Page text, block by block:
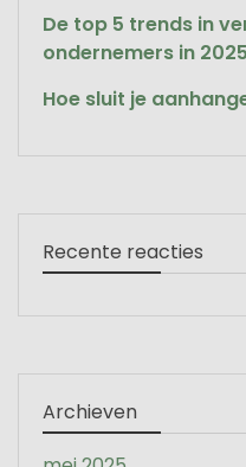
De top 5 trends in
ondernemers in 2025
Hoe sluit je
Recente reacties
Archieven